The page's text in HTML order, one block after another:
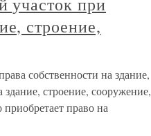
строение,
собственности на здание,
строение, сооружение,
право на